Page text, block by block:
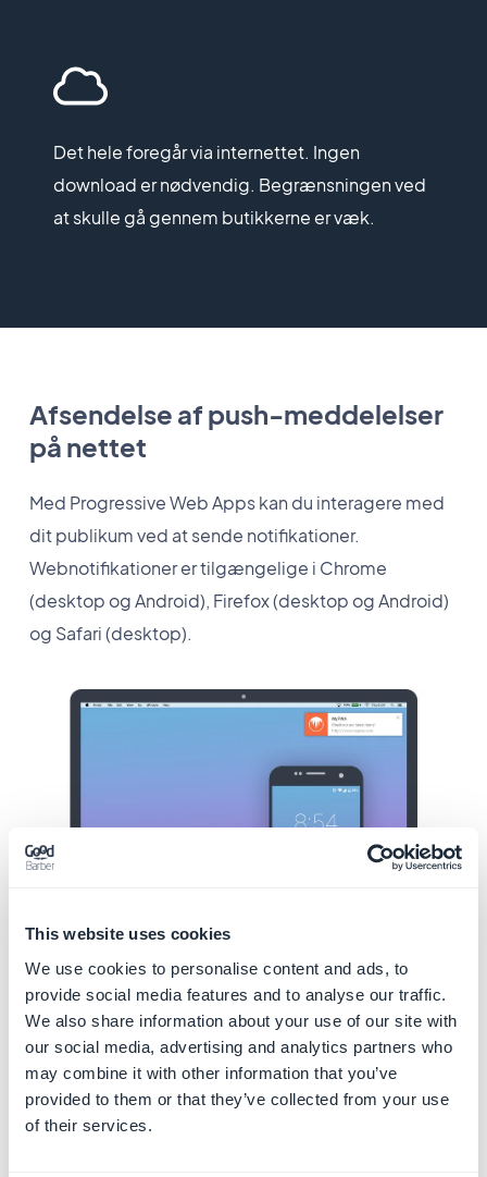
This website uses cookies
We use cookies to personalise content and ads, to
provide social media features and to analyse our traffic.
We also share information about your use of our site with
our social media, advertising and analytics partners who
may combine it with other information that you’ve
provided to them or that they’ve collected from your use
of their services.
Det hele foregår via internettet. Ingen
download er nødvendig. Begrænsningen ved
at skulle gå gennem butikkerne er væk.
Afsendelse af push-meddelelser
på nettet
Med Progressive Web Apps kan du interagere med
dit publikum ved at sende notifikationer.
Webnotifikationer er tilgængelige i Chrome
(desktop og Android), Firefox (desktop og Android)
og Safari (desktop).